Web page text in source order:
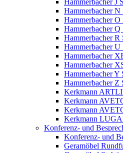
Hammerbacher J
Hammerbacher N
Hammerbacher O
Hammerbacher Q
Hammerbacher R
Hammerbacher U
Hammerbacher
Hammerbacher
Hammerbacher Y
Hammerbacher Z
Kerkmann
Kerkmann
Kerkmann
Kerkmann
Konferenz- und
Konferenz- und
Geramöbel